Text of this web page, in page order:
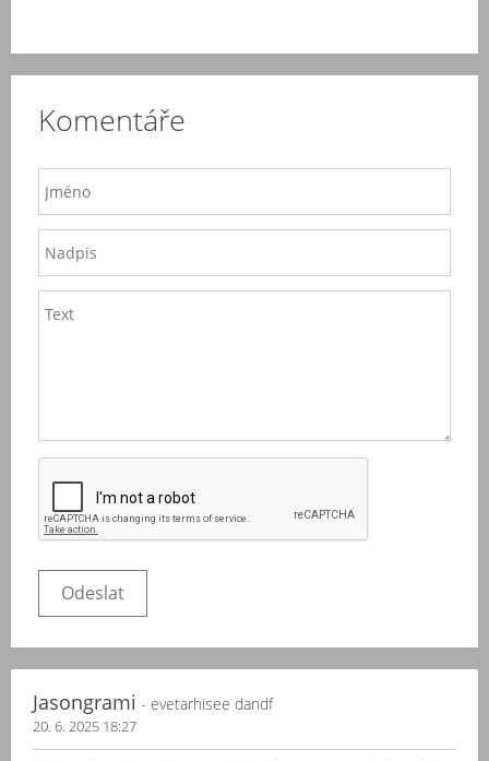
Komentáře
Jasongrami - evetarhisee dandf
20. 6. 2025 18:27